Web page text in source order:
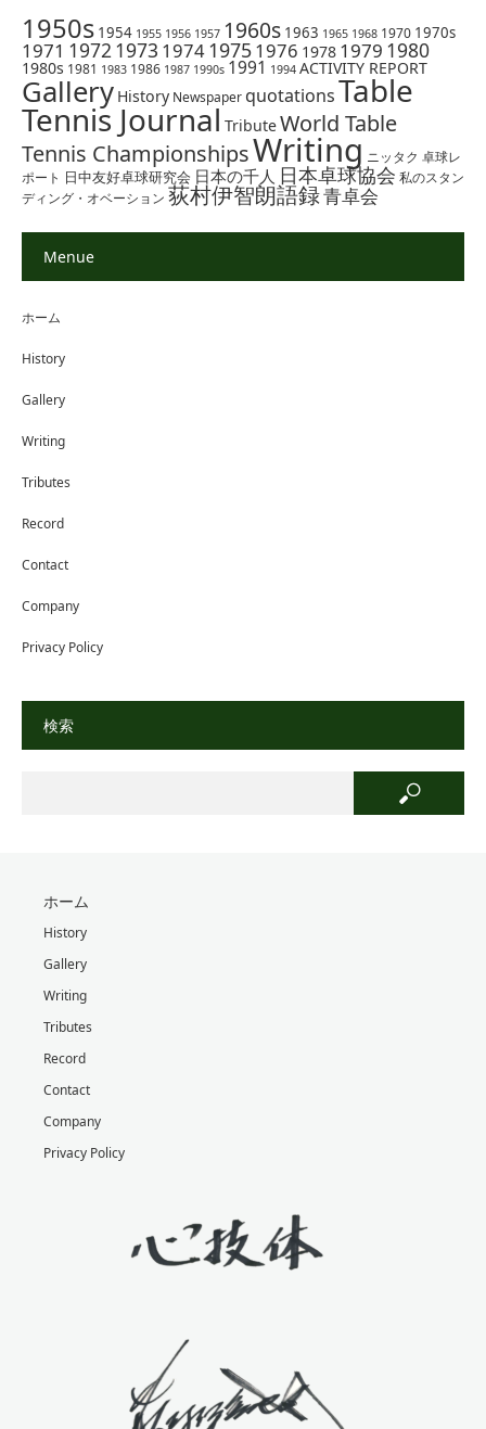
1950s 1954 1955 1956 1957 1960s 1963 1965 1968 1970 1970s
1971 19721973 197419751976 1978 1979 1980
1980s 1981 1983 1986 1987 1990s 1991 1994 ACTIVITY REPORT
Gallery History Newspaper quotationsTable
Tennis Journal TributeWorld Table
Tennis ChampionshipsWriting ニッタク 卓球レ
ポート 日中友好卓球研究会 日本の千人 日本卓球協会 私のスタン
ディング・オベーション 荻村伊智朗語録青卓会
Menue
ホーム
History
Gallery
Writing
Tributes
Record
Contact
Company
Privacy Policy
検索
ホーム
History
Gallery
Writing
Tributes
Record
Contact
Company
Privacy Policy